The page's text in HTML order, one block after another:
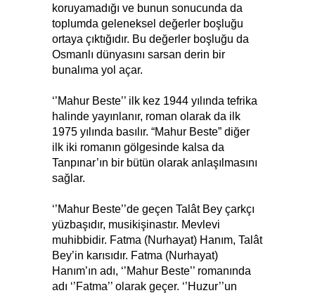
koruyamadığı ve bunun sonucunda da
toplumda geleneksel değerler boşluğu
ortaya çıktığıdır. Bu değerler boşluğu da
Osmanlı dünyasını sarsan derin bir
bunalıma yol açar.
‘’Mahur Beste’’ ilk kez 1944 yılında tefrika
halinde yayınlanır, roman olarak da ilk
1975 yılında basılır. “Mahur Beste” diğer
ilk iki romanın gölgesinde kalsa da
Tanpınar’ın bir bütün olarak anlaşılmasını
sağlar.
‘’Mahur Beste’’de geçen Talât Bey çarkçı
yüzbaşıdır, musikişinastır. Mevlevi
muhibbidir. Fatma (Nurhayat) Hanım, Talât
Bey’in karısıdır. Fatma (Nurhayat)
Hanım’ın adı, ‘’Mahur Beste’’ romanında
adı ‘’Fatma’’ olarak geçer. ‘’Huzur’’un